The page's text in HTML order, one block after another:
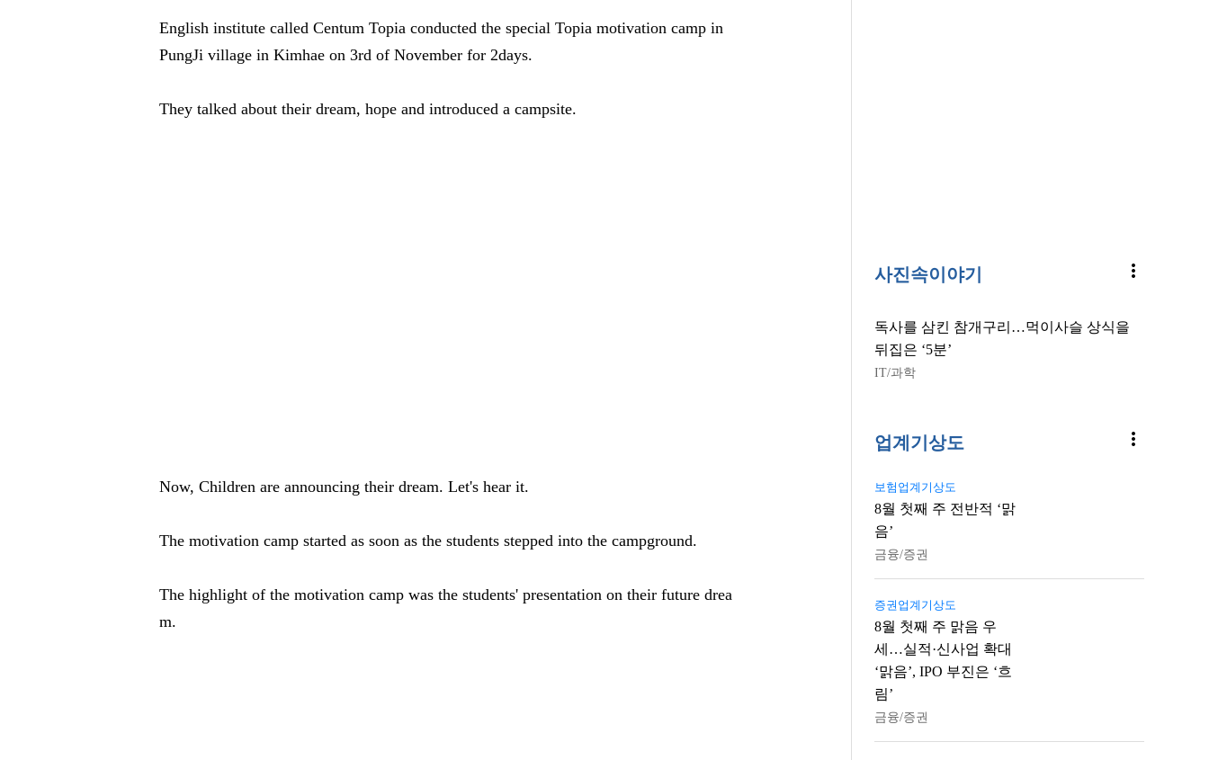
English institute called Centum Topia conducted the special Topia motivation camp in
PungJi village in Kimhae on 3rd of November for 2days.
They talked about their dream, hope and introduced a campsite.
Now, Children are announcing their dream. Let's hear it.
The motivation camp started as soon as the students stepped into the campground.
The highlight of the motivation camp was the students' presentation on their future drea
m.
사진속이야기 more_vert
독사를 삼킨 참개구리…먹이사슬 상식을
뒤집은 ‘5분’
IT/과학
업계기상도 more_vert
보험업계기상도
8월 첫째 주 전반적 ‘맑
음’
금융/증권
증권업계기상도
8월 첫째 주 맑음 우
세…실적·신사업 확대
‘맑음’, IPO 부진은 ‘흐
림’
금융/증권